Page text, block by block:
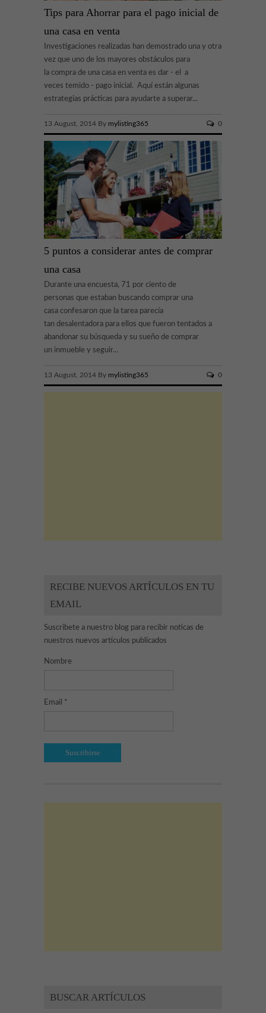
Tips para Ahorrar para el pago inicial de
una casa en venta
Investigaciones realizadas han demostrado una y otra
vez que uno de los mayores obstáculos para
la compra de una casa en venta es dar - el a
veces temido - pago inicial. Aquí están algunas
estrategias prácticas para ayudarte a superar...
13 August, 2014 By mylisting365 0
5 puntos a considerar antes de comprar
una casa
Durante una encuesta, 71 por ciento de
personas que estaban buscando comprar una
casa confesaron que la tarea parecía
tan desalentadora para ellos que fueron tentados a
abandonar su búsqueda y su sueño de comprar
un inmueble y seguir...
13 August, 2014 By mylisting365 0
RECIBE NUEVOS ARTÍCULOS EN TU
EMAIL
Suscribete a nuestro blog para recibir noticas de
nuestros nuevos artículos publicados
Nombre
Email *
BUSCAR ARTÍCULOS